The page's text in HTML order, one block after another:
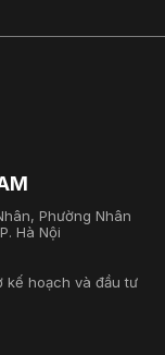
Phường Nhân
Hà Nội
kế hoạch và đầu tư